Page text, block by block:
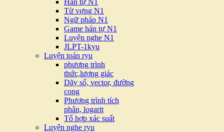
Hán tự N1
Từ vựng N1
Ngữ pháp N1
Game hán tự N1
Luyện nghe N1
JLPT-1kyu
Luyện toán ryu
phương trình
thức,lượng giác
Dãy số, vector, đường
cong
Phương trình tích
phân, logarit
Tổ hợp xác suất
Luyện nghe ryu